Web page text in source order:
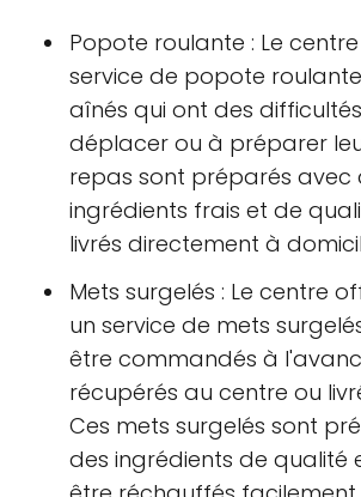
Popote roulante : Le
service de popote
aînés qui ont des
déplacer ou à préparer
repas sont préparés avec
ingrédients frais et de
livrés directement à
Mets surgelés : Le centre
un service de mets
être commandés à
récupérés au centre ou
Ces mets surgelés sont
des ingrédients de qualité